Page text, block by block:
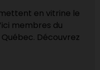
en vitrine le
membres du
Découvrez